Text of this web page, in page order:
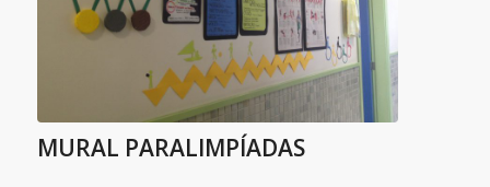
MURAL PARALIMPÍADAS